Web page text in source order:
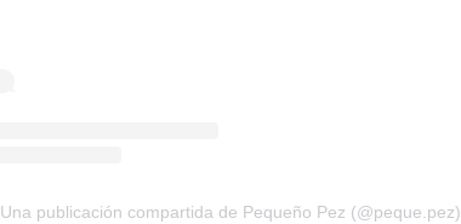
Una publicación compartida de Pequeño Pez (@peque.pez)